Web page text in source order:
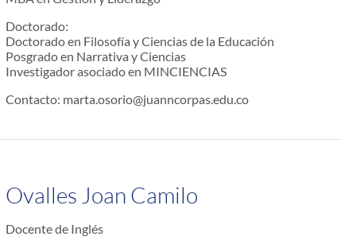
Doctorado:
Doctorado en Filosofía y Ciencias de la Educación
Posgrado en Narrativa y Ciencias
Investigador asociado en MINCIENCIAS
Contacto: marta.osorio@juanncorpas.edu.co
Ovalles Joan Camilo
Docente de Inglés